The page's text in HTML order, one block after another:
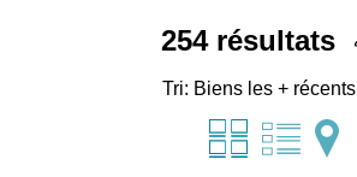
254résultats
Tri: Biens les + récents